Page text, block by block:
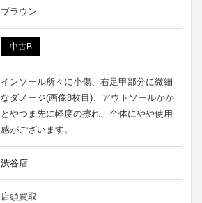
ブラウン
中古B
インソール所々に小傷、右足甲部分に微細
なダメージ(画像8枚目)、アウトソールかか
とやつま先に軽度の擦れ、全体にやや使用
感がございます。
渋谷店
店頭買取